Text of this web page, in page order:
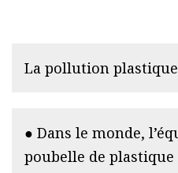
La pollution
● Dans le monde,
poubelle de